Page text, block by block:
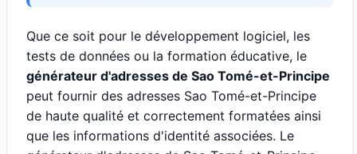
Que ce soit pour le développement logiciel, les
tests de données ou la formation éducative, le
générateur d'adresses de Sao Tomé-et-Principe
peut fournir des adresses Sao Tomé-et-Principe
de haute qualité et correctement formatées ainsi
que les informations d'identité associées. Le